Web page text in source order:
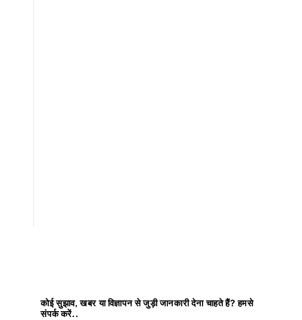
कोई सुझाव, खबर या विज्ञापन से जुड़ी जानकारी देना चाहते हैं? हमसे
संपर्क करें..